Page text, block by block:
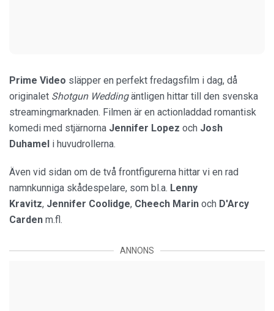
Prime Video släpper en perfekt fredagsfilm i dag, då
originalet Shotgun Weddingäntligen hittar till den svenska
streamingmarknaden. Filmen är en actionladdad romantisk
komedi med stjärnorna Jennifer Lopez och Josh
Duhamel i huvudrollerna.
Även vid sidan om de två frontfigurerna hittar vi en rad
namnkunniga skådespelare, som bl.a. Lenny
Kravitz, Jennifer Coolidge, Cheech Marin och D'Arcy
Carden m.fl.
ANNONS